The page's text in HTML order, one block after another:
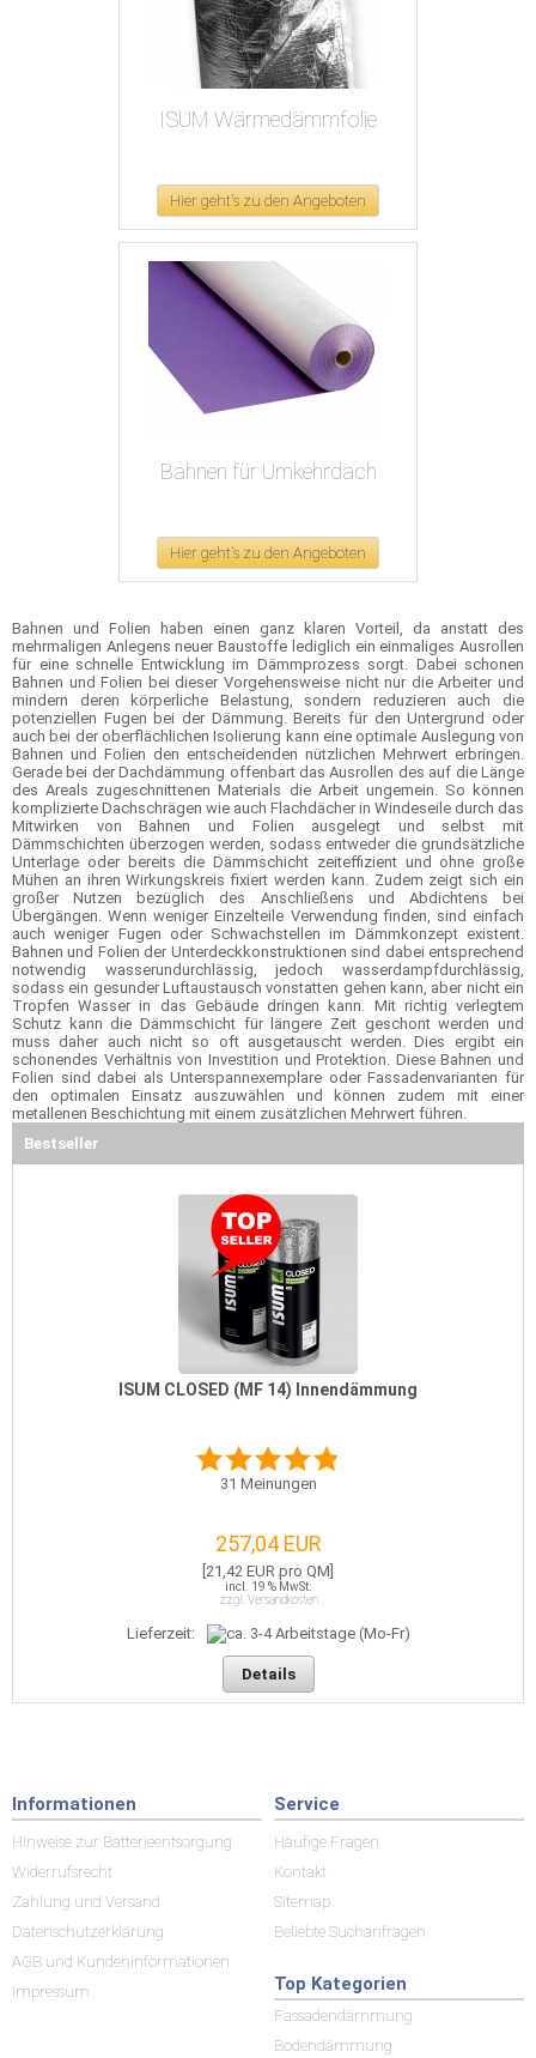
ISUM Wärmedämmfolie
Hier geht's zu den Angeboten
Bahnen für Umkehrdach
Hier geht's zu den Angeboten
Bahnen und Folien haben einen ganz klaren Vorteil, da anstatt des
mehrmaligen Anlegens neuer Baustoffe lediglich ein einmaliges Ausrollen
für eine schnelle Entwicklung im Dämmprozess sorgt. Dabei schonen
Bahnen und Folien bei dieser Vorgehensweise nicht nur die Arbeiter und
mindern deren körperliche Belastung, sondern reduzieren auch die
potenziellen Fugen bei der Dämmung. Bereits für den Untergrund oder
auch bei der oberflächlichen Isolierung kann eine optimale Auslegung von
Bahnen und Folien den entscheidenden nützlichen Mehrwert erbringen.
Gerade bei der Dachdämmung offenbart das Ausrollen des auf die Länge
des Areals zugeschnittenen Materials die Arbeit ungemein. So können
komplizierte Dachschrägen wie auch Flachdächer in Windeseile durch das
Mitwirken von Bahnen und Folien ausgelegt und selbst mit
Dämmschichten überzogen werden, sodass entweder die grundsätzliche
Unterlage oder bereits die Dämmschicht zeiteffizient und ohne große
Mühen an ihren Wirkungskreis fixiert werden kann. Zudem zeigt sich ein
großer Nutzen bezüglich des Anschließens und Abdichtens bei
Übergängen. Wenn weniger Einzelteile Verwendung finden, sind einfach
auch weniger Fugen oder Schwachstellen im Dämmkonzept existent.
Bahnen und Folien der Unterdeckkonstruktionen sind dabei entsprechend
notwendig wasserundurchlässig, jedoch wasserdampfdurchlässig,
sodass ein gesunder Luftaustausch vonstatten gehen kann, aber nicht ein
Tropfen Wasser in das Gebäude dringen kann. Mit richtig verlegtem
Schutz kann die Dämmschicht für längere Zeit geschont werden und
muss daher auch nicht so oft ausgetauscht werden. Dies ergibt ein
schonendes Verhältnis von Investition und Protektion. Diese Bahnen und
Folien sind dabei als Unterspannexemplare oder Fassadenvarianten für
den optimalen Einsatz auszuwählen und können zudem mit einer
metallenen Beschichtung mit einem zusätzlichen Mehrwert führen.
Bestseller
ISUM CLOSED (MF 14) Innendämmung
31 Meinungen
257,04 EUR
[21,42 EUR pro QM]
incl. 19 % MwSt.
zzgl. Versandkosten
Lieferzeit:
Details
Informationen
Hinweise zur Batterieentsorgung
Widerrufsrecht
Zahlung und Versand
Datenschutzerklärung
AGB und Kundeninformationen
Impressum
Service
Häufige Fragen
Kontakt
Sitemap
Beliebte Suchanfragen
Top Kategorien
Fassadendämmung
Bodendämmung